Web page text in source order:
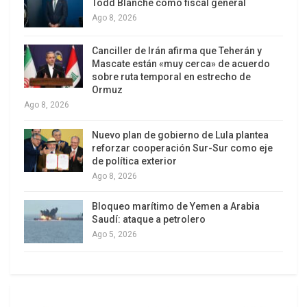
importaciones que desplazan la producción
precios del petróleo es que se ha planteado en
serio el desarrollo de la agricultura y la industria.
En definitiva, importamos porque no producimos y
círculo vicioso exige impulsar la industrialización
socialista, en lugar de reeditar el fallido intento de
una industrialización basada en la explotación del
trabajo ajeno, el uso intensivo de materias primas
y energía, la depredación del ambiente y los
desequilibrios territoriales. Se impone ahora
Todd Blanche como fiscal general
Ago 8, 2026
Canciller de Irán afirma que Teherán y
Mascate están «muy cerca» de acuerdo
sobre ruta temporal en estrecho de
Ormuz
Ago 8, 2026
Nuevo plan de gobierno de Lula plantea
reforzar cooperación Sur-Sur como eje
de política exterior
Ago 8, 2026
Bloqueo marítimo de Yemen a Arabia
Saudí: ataque a petrolero
Ago 5, 2026